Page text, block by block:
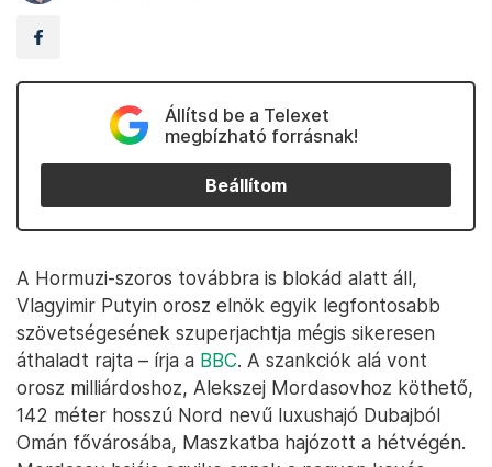
Állítsd be a Telexet
megbízható forrásnak!
Beállítom
A Hormuzi-szoros továbbra is blokád alatt áll,
Vlagyimir Putyin orosz elnök egyik legfontosabb
szövetségesének szuperjachtja mégis sikeresen
áthaladt rajta – írja a BBC. A szankciók alá vont
orosz milliárdoshoz, Alekszej Mordasovhoz köthető,
142 méter hosszú Nord nevű luxushajó Dubajból
Omán fővárosába, Maszkatba hajózott a hétvégén.